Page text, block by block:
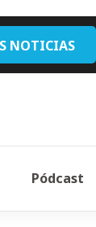
NOTICIAS
Pódcast